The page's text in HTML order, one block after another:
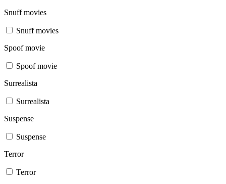
Snuff movies
Snuff movies
Spoof movie
Spoof movie
Surrealista
Surrealista
Suspense
Suspense
Terror
Terror